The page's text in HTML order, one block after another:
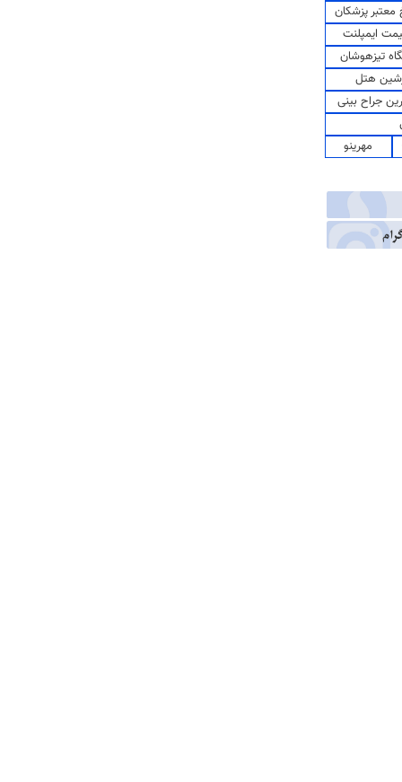
پزشکان
ایمپلنت
تیزهوشان
هتل
جراح بینی
مهرینو